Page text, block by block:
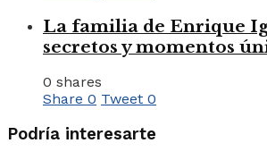
La familia de Enrique
secretos y momentos
0 shares
Share 0 Tweet 0
Podría interesarte